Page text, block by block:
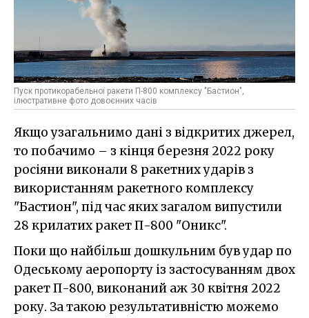
Пуск протикорабельної ракети П-800 комплексу "Бастион",
ілюстративне фото довоєнних часів
Якщо узагальнимо дані з відкритих джерел,
то побачимо – з кінця березня 2022 року
росіяни виконали 8 ракетних ударів з
використанням ракетного комплексу
"Бастион", під час яких загалом випустили
28 крилатих ракет П-800 "Оникс".
Поки що найбільш дошкульним був удар по
Одеському аеропорту із застосуванням двох
ракет П-800, виконаний аж 30 квітня 2022
року. За такою результативністю можемо